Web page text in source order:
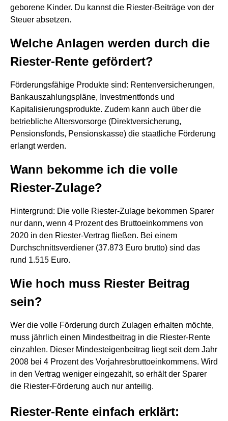
geborene Kinder. Du kannst die Riester-Beiträge von der
Steuer absetzen.
Welche Anlagen werden durch die
Riester-Rente gefördert?
Förderungsfähige Produkte sind: Rentenversicherungen,
Bankauszahlungspläne, Investmentfonds und
Kapitalisierungsprodukte. Zudem kann auch über die
betriebliche Altersvorsorge (Direktversicherung,
Pensionsfonds, Pensionskasse) die staatliche Förderung
erlangt werden.
Wann bekomme ich die volle
Riester-Zulage?
Hintergrund: Die volle Riester-Zulage bekommen Sparer
nur dann, wenn 4 Prozent des Bruttoeinkommens von
2020 in den Riester-Vertrag fließen. Bei einem
Durchschnittsverdiener (37.873 Euro brutto) sind das
rund 1.515 Euro.
Wie hoch muss Riester Beitrag
sein?
Wer die volle Förderung durch Zulagen erhalten möchte,
muss jährlich einen Mindestbeitrag in die Riester-Rente
einzahlen. Dieser Mindesteigenbeitrag liegt seit dem Jahr
2008 bei 4 Prozent des Vorjahresbruttoeinkommens. Wird
in den Vertrag weniger eingezahlt, so erhält der Sparer
die Riester-Förderung auch nur anteilig.
Riester-Rente einfach erklärt: